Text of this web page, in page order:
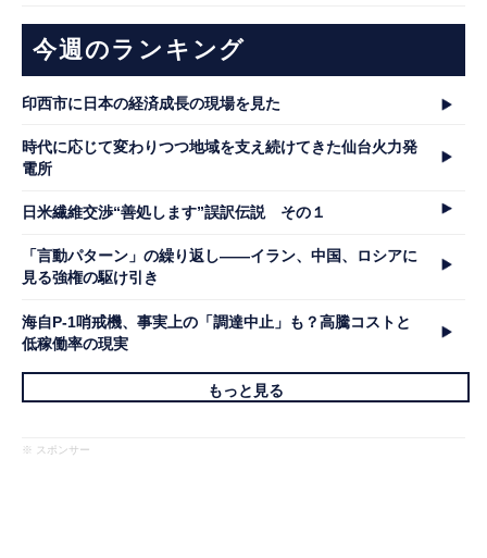
今週のランキング
印西市に日本の経済成長の現場を見た
時代に応じて変わりつつ地域を支え続けてきた仙台火力発
電所
日米繊維交渉“善処します”誤訳伝説 その１
「言動パターン」の繰り返し――イラン、中国、ロシアに
見る強権の駆け引き
海自P-1哨戒機、事実上の「調達中止」も？高騰コストと
低稼働率の現実
もっと見る
※ スポンサー